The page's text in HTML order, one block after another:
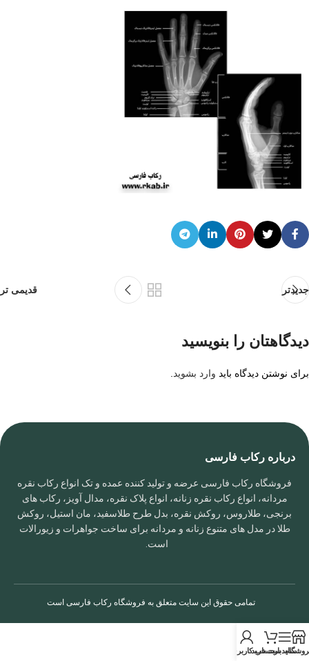
جدیدتر قدیمی تر
دیدگاهتان را بنویسید
برای نوشتن دیدگاه باید وارد بشوید
درباره رکاب فارسی
فروشگاه رکاب فارسی عرضه و تولید کننده عمده و تک انواع رکاب نقره
مردانه، انواع رکاب نقره زنانه، انواع پلاک نقره، مدال آویز، رکاب های
برنجی، طلاروس، روکش نقره، بدل طرح طلاسفید، مان استیل، روکش
طلا در مدل های متنوع زنانه و مردانه برای ساخت جواهرات و زیورالات
است.
تمامی حقوق این سایت متعلق به فروشگاه رکاب فارسی است
سایدبارسبد خرید
حساب کاربری من